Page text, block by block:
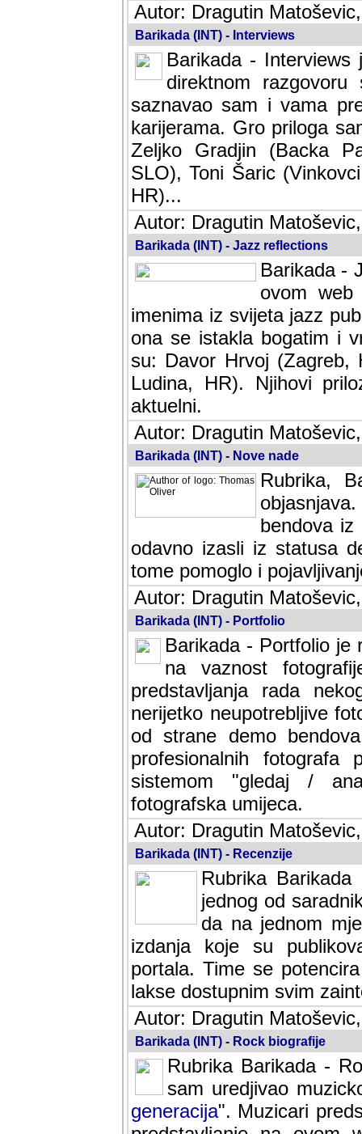
Autor: Dragutin
Barikada (INT) - Interviews
Barikada -
direktnom
saznavao sam i vama
karijerama. Gro priloga
Zeljko Gradjin (Backa
SLO), Toni Šaric
HR)...
Autor: Dragutin
Barikada (INT) - Jazz reflections
Barikada -
ovom web
imenima iz svijeta jazz
ona se istakla bogatim i
su: Davor Hrvoj (Zagreb,
Ludina, HR). Njihovi
aktuelni.
Autor: Dragutin
Barikada (INT) - Nove nade
Rubrika,
bendova
odavno izasli iz statusa
tome pomoglo i
Autor: Dragutin
Barikada (INT) - Portfolio
Barikada - Portfolio je
na vaznost
predstavljanja rada
nerijetko neupotrebljive
od strane demo
profesionalnih fotografa
sistemom "gledaj /
fotografska umijeca.
Autor: Dragutin
Barikada (INT) - Recenzije
Rubrika
jednog od
da na jednom
izdanja koje su
portala. Time se
lakse dostupnim svim
Autor: Dragutin
Barikada (INT) - Rock biografije
Rubrika Barikada -
sam uredjivao
generacija". Muzicari